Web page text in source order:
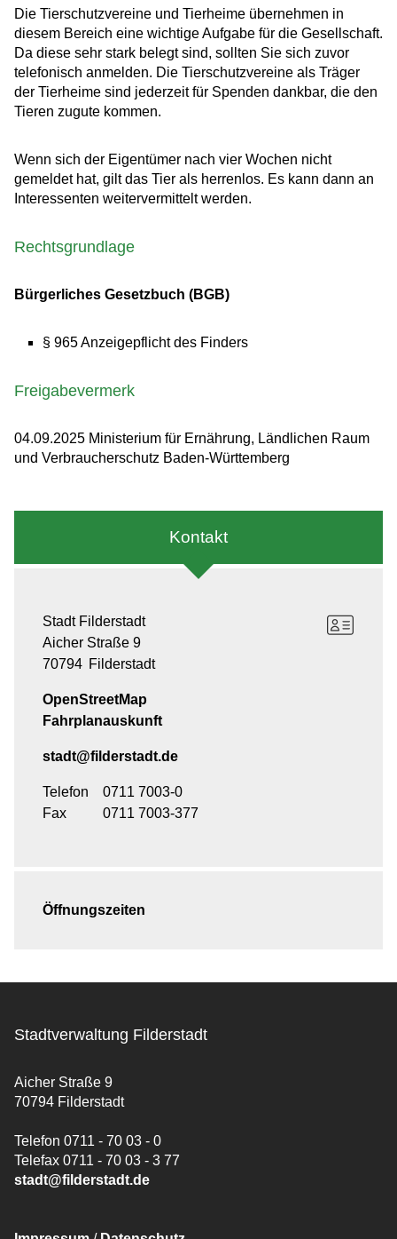
Die Tierschutzvereine und Tierheime übernehmen in
diesem Bereich eine wichtige Aufgabe für die Gesellschaft.
Da diese sehr stark belegt sind, sollten Sie sich zuvor
telefonisch anmelden. Die Tierschutzvereine als Träger
der Tierheime sind jederzeit für Spenden dankbar, die den
Tieren zugute kommen.
Wenn sich der Eigentümer nach vier Wochen nicht
gemeldet hat, gilt das Tier als herrenlos. Es kann dann an
Interessenten weitervermittelt werden.
Rechtsgrundlage
Bürgerliches Gesetzbuch (BGB)
§ 965 Anzeigepflicht des Finders
Freigabevermerk
04.09.2025 Ministerium für Ernährung, Ländlichen Raum
und Verbraucherschutz Baden-Württemberg
Kontakt
Stadt Filderstadt
Aicher Straße 9
70794 Filderstadt
OpenStreetMap
Fahrplanauskunft
stadt@filderstadt.de
Telefon
0711 7003-0
Fax
0711 7003-377
Öffnungszeiten
Stadtverwaltung Filderstadt
Aicher Straße 9
70794 Filderstadt
Telefon 0711 - 70 03 - 0
Telefax 0711 - 70 03 - 3 77
stadt@filderstadt.de